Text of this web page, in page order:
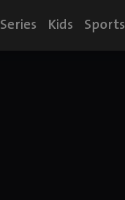
Series Kids Sports